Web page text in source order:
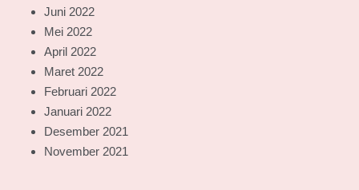
Juni 2022
Mei 2022
April 2022
Maret 2022
Februari 2022
Januari 2022
Desember 2021
November 2021